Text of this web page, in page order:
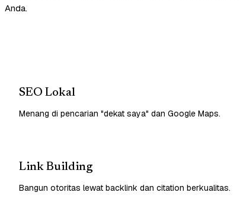
Anda.
SEO Lokal
Menang di pencarian "dekat saya" dan Google Maps.
Link Building
Bangun otoritas lewat backlink dan citation berkualitas.